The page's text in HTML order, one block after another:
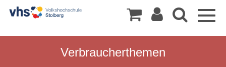
Verbraucherthemen